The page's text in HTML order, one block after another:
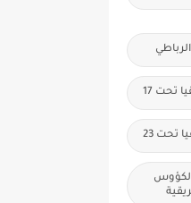
تحت 17
تحت 23